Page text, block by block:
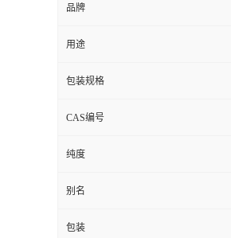
品牌
用途
包装规格
CAS编号
纯度
别名
包装